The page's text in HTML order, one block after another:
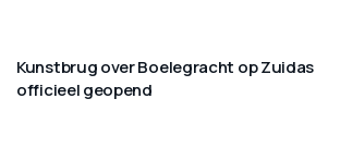
Kunstbrug over Boelegracht op Zuidas
officieel geopend